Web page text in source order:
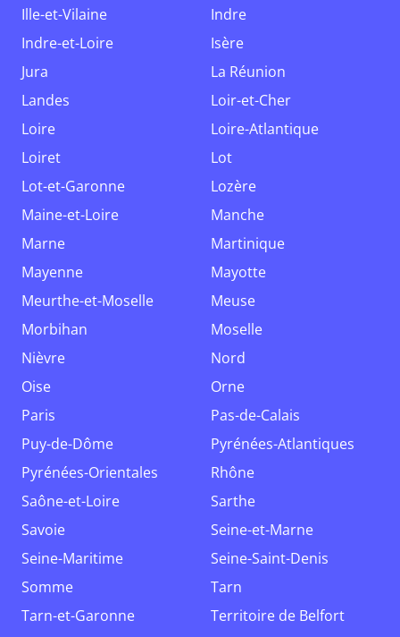
Ille-et-Vilaine
Indre
Indre-et-Loire
Isère
Jura
La Réunion
Landes
Loir-et-Cher
Loire
Loire-Atlantique
Loiret
Lot
Lot-et-Garonne
Lozère
Maine-et-Loire
Manche
Marne
Martinique
Mayenne
Mayotte
Meurthe-et-Moselle
Meuse
Morbihan
Moselle
Nièvre
Nord
Oise
Orne
Paris
Pas-de-Calais
Puy-de-Dôme
Pyrénées-Atlantiques
Pyrénées-Orientales
Rhône
Saône-et-Loire
Sarthe
Savoie
Seine-et-Marne
Seine-Maritime
Seine-Saint-Denis
Somme
Tarn
Tarn-et-Garonne
Territoire de Belfort